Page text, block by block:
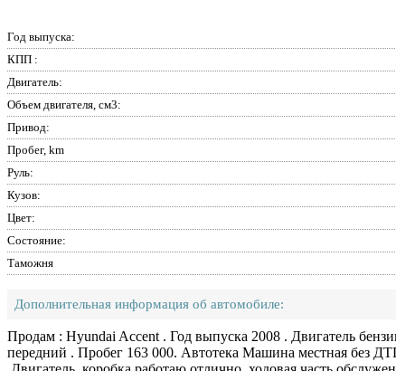
Год выпуска:
КПП :
Двигатель:
Объем двигателя, см3:
Привод:
Пробег, km
Руль:
Кузов:
Цвет:
Состояние:
Таможня
Дополнительная информация об автомобиле:
Продам : Hyundai Accent . Год выпуска 2008 . Двигатель
передний . Пробег 163 000. Автотека Машина местная без